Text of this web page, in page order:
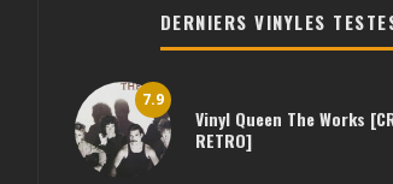
DERNIERS VINYLES
7.9
Vinyl Queen The Works
RETRO]